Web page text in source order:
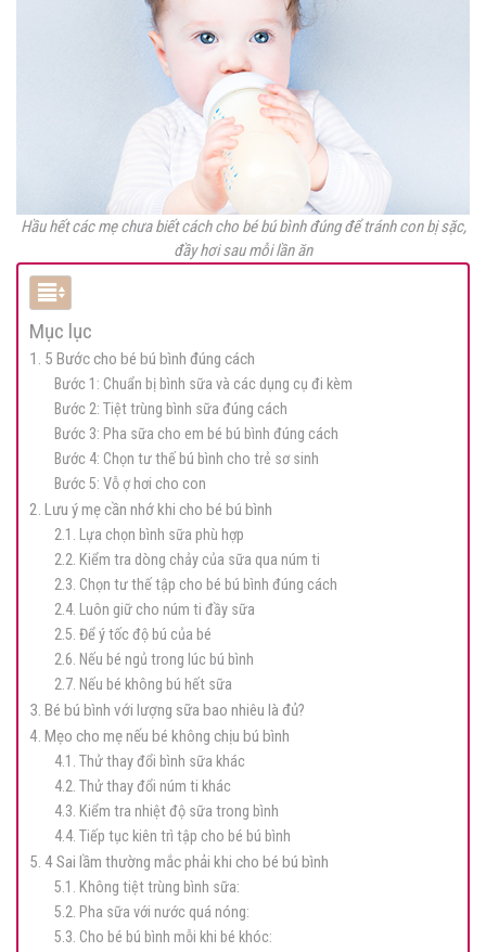
Hầu hết các mẹ chưa biết cách cho bé bú bình đúng để tránh con bị sặc,
đầy hơi sau mỗi lần ăn
Mục lục
1. 5 Bước cho bé bú bình đúng cách
Bước 1: Chuẩn bị bình sữa và các dụng cụ đi kèm
Bước 2: Tiệt trùng bình sữa đúng cách
Bước 3: Pha sữa cho em bé bú bình đúng cách
Bước 4: Chọn tư thế bú bình cho trẻ sơ sinh
Bước 5: Vỗ ợ hơi cho con
2. Lưu ý mẹ cần nhớ khi cho bé bú bình
2.1. Lựa chọn bình sữa phù hợp
2.2. Kiểm tra dòng chảy của sữa qua núm ti
2.3. Chọn tư thế tập cho bé bú bình đúng cách
2.4. Luôn giữ cho núm ti đầy sữa
2.5. Để ý tốc độ bú của bé
2.6. Nếu bé ngủ trong lúc bú bình
2.7. Nếu bé không bú hết sữa
3. Bé bú bình với lượng sữa bao nhiêu là đủ?
4. Mẹo cho mẹ nếu bé không chịu bú bình
4.1. Thử thay đổi bình sữa khác
4.2. Thử thay đổi núm ti khác
4.3. Kiểm tra nhiệt độ sữa trong bình
4.4. Tiếp tục kiên trì tập cho bé bú bình
5. 4 Sai lầm thường mắc phải khi cho bé bú bình
5.1. Không tiệt trùng bình sữa:
5.2. Pha sữa với nước quá nóng:
5.3. Cho bé bú bình mỗi khi bé khóc: